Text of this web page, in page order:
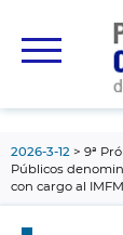
principal
2026-3-12
9ª
Públicos
con cargo al